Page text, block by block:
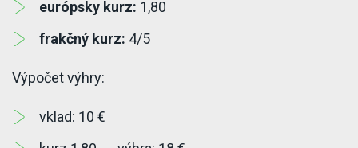
európsky kurz: 1,80
frakčný kurz: 4/5
Výpočet výhry:
vklad: 10 €